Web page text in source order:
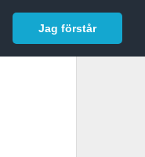
Jag förstår
Logga in